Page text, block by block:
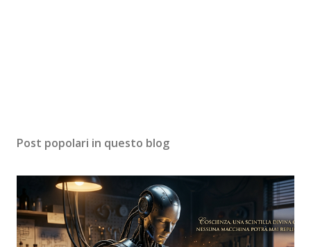
Post popolari in questo blog